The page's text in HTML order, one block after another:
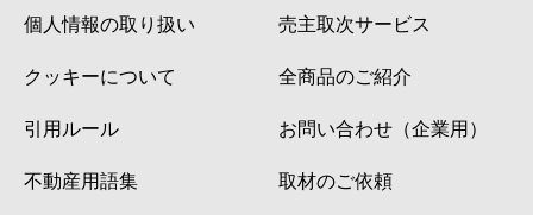
個人情報の取り扱い
クッキーについて
引用ルール
不動産用語集
売主取次サービス
全商品のご紹介
お問い合わせ（企業用）
取材のご依頼